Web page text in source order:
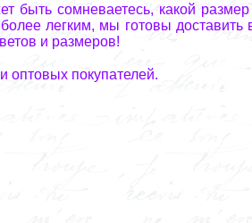
сомневаетесь, какой размер
легким, мы готовы
и размеров!
оптовых покупателей.